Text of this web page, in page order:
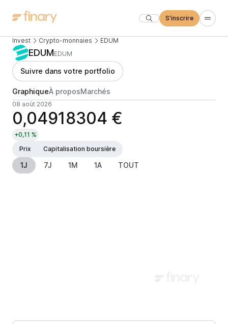
S'inscrire
Invest Crypto-monnaies EDUM
EDUMEDUM
Suivre dans votre portfolio
GraphiqueÀ proposMarchés
08 août 2026
0,04918304 €
+0,11 %
Prix
Capitalisation boursière
1J 7J 1M 1A TOUT